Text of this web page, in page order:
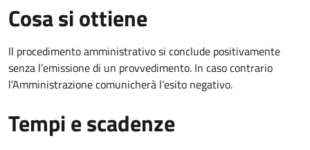
Cosa si ottiene
Il procedimento amministrativo si conclude positivamente
senza l’emissione di un provvedimento. In caso contrario
l’Amministrazione comunicherà l’esito negativo.
Tempi e scadenze